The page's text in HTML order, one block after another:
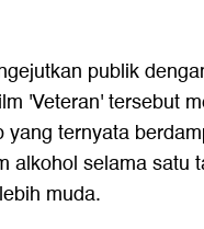
publik
'Veteran' tersebut
ternyata
alkohol selama satu
muda.